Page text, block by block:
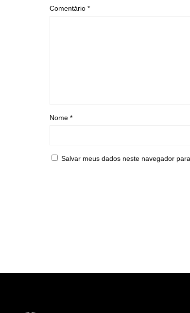
Comentário *
Nome *
Salvar meus dados neste navegador